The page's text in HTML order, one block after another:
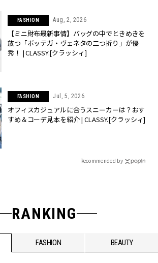
FASHION Aug, 2, 2026
【ミニ財布最新事情】バッグの中でときめきを
放つ「ボッテガ・ヴェネタの二つ折り」が優
秀！ | CLASSY.[クラッシィ]
FASHION Jul, 5, 2026
オフィスカジュアルに合うスニーカーは？おす
すめ＆コーデ見本を紹介 | CLASSY.[クラッシィ]
Recommended by
RANKING
FASHION BEAUTY